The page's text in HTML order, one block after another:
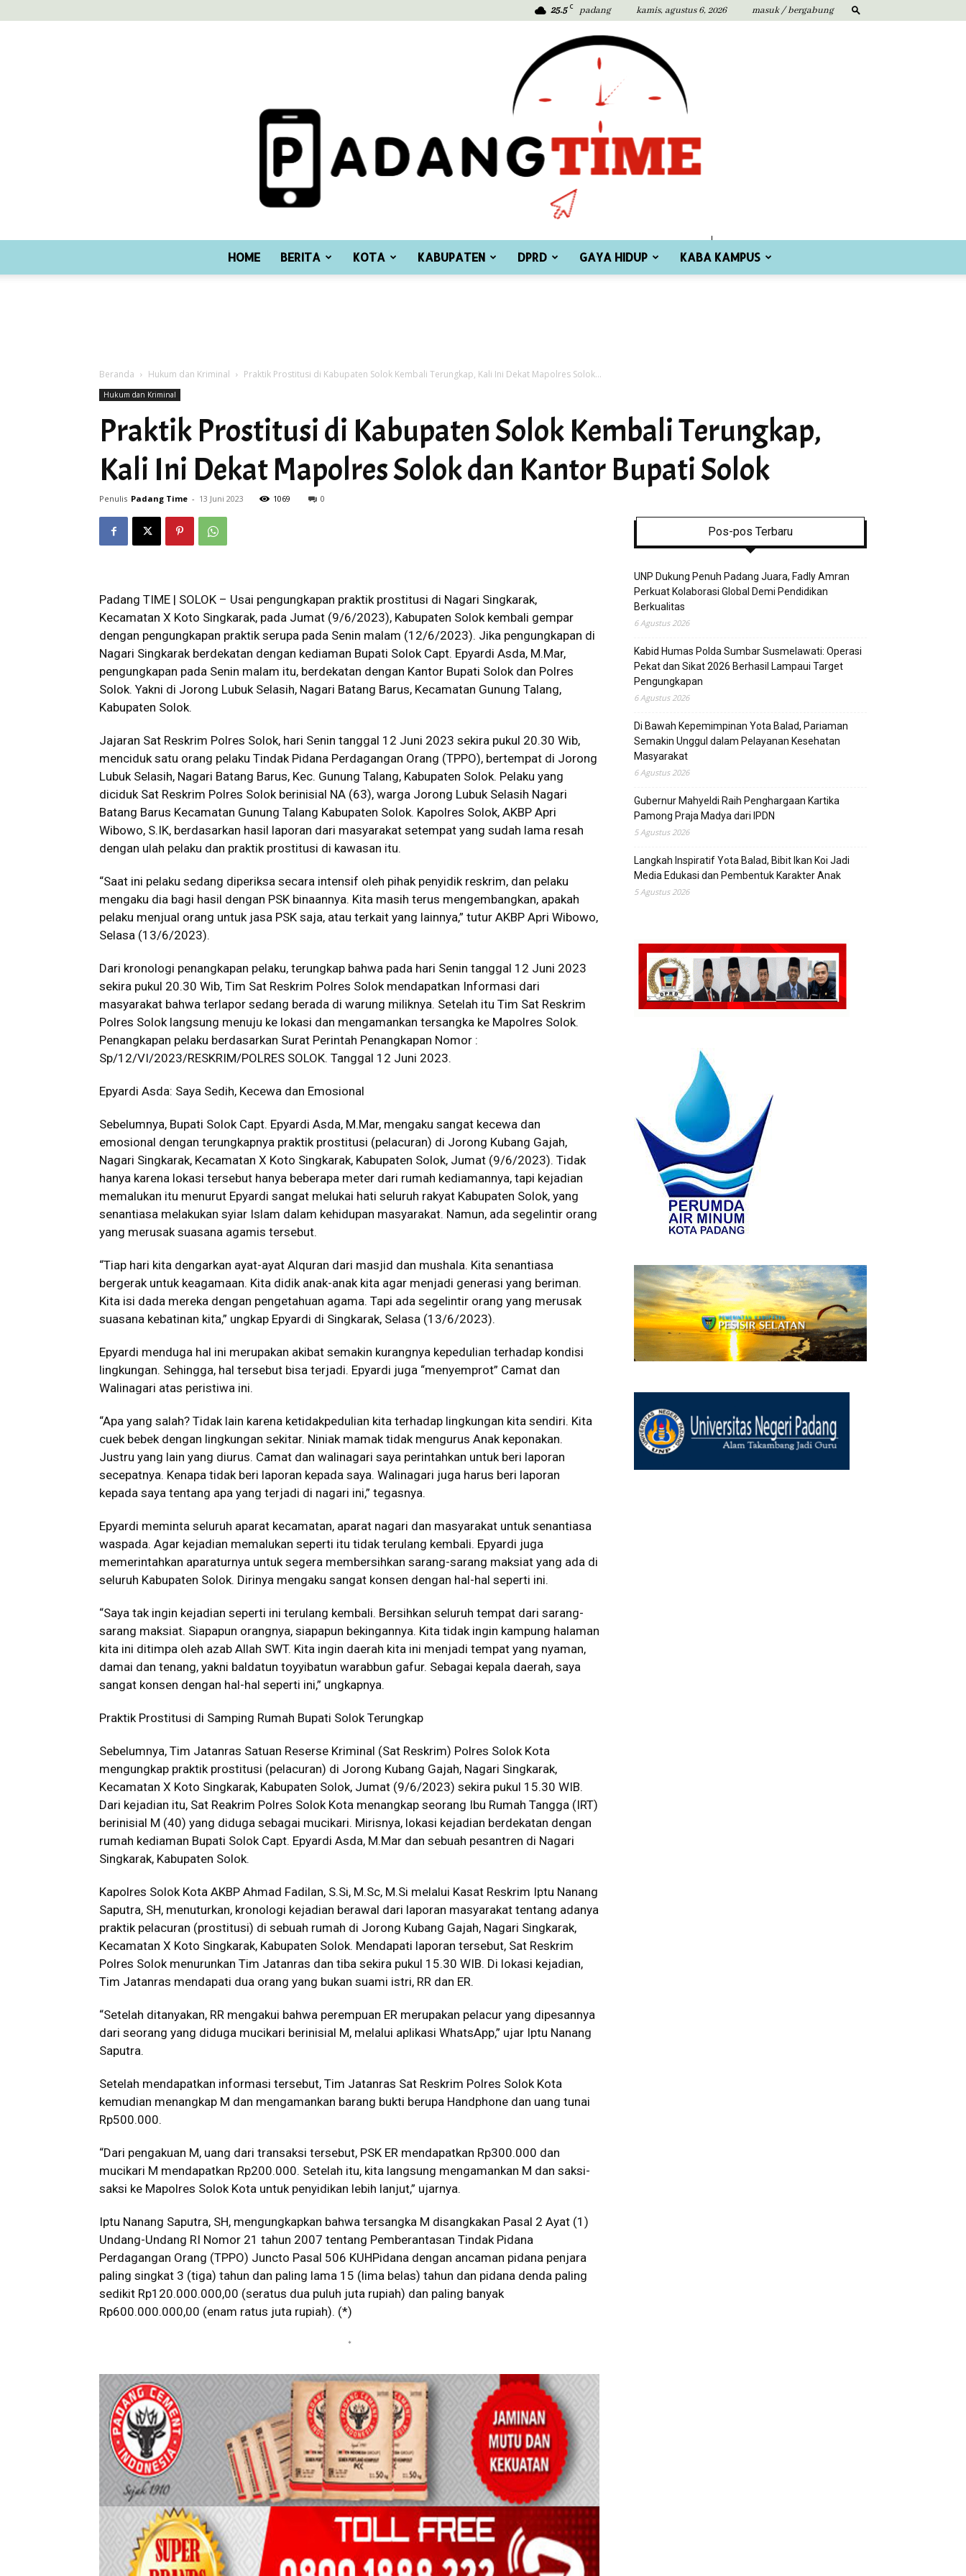
25.5 C padang kamis, agustus 6, 2026 masuk / bergabung
Time
HOME BERITA KOTA KABUPATEN DPRD GAYA HIDUP KABA KAMPUS
Beranda Hukum dan Kriminal Praktik Prostitusi di Kabupaten Solok Kembali Terungkap, Kali Ini Dekat Mapolres Solok...
Hukum dan Kriminal
Praktik Prostitusi di Kabupaten Solok Kembali Terungkap,
Kali Ini Dekat Mapolres Solok dan Kantor Bupati Solok
Penulis Padang Time - 13 Juni 2023 1069 0
Padang TIME | SOLOK – Usai pengungkapan praktik prostitusi di Nagari Singkarak,
Kecamatan X Koto Singkarak, pada Jumat (9/6/2023), Kabupaten Solok kembali gempar
dengan pengungkapan praktik serupa pada Senin malam (12/6/2023). Jika pengungkapan di
Nagari Singkarak berdekatan dengan kediaman Bupati Solok Capt. Epyardi Asda, M.Mar,
pengungkapan pada Senin malam itu, berdekatan dengan Kantor Bupati Solok dan Polres
Solok. Yakni di Jorong Lubuk Selasih, Nagari Batang Barus, Kecamatan Gunung Talang,
Kabupaten Solok.
Jajaran Sat Reskrim Polres Solok, hari Senin tanggal 12 Juni 2023 sekira pukul 20.30 Wib,
menciduk satu orang pelaku Tindak Pidana Perdagangan Orang (TPPO), bertempat di Jorong
Lubuk Selasih, Nagari Batang Barus, Kec. Gunung Talang, Kabupaten Solok. Pelaku yang
diciduk Sat Reskrim Polres Solok berinisial NA (63), warga Jorong Lubuk Selasih Nagari
Batang Barus Kecamatan Gunung Talang Kabupaten Solok. Kapolres Solok, AKBP Apri
Wibowo, S.IK, berdasarkan hasil laporan dari masyarakat setempat yang sudah lama resah
dengan ulah pelaku dan praktik prostitusi di kawasan itu.
“Saat ini pelaku sedang diperiksa secara intensif oleh pihak penyidik reskrim, dan pelaku
mengaku dia bagi hasil dengan PSK binaannya. Kita masih terus mengembangkan, apakah
pelaku menjual orang untuk jasa PSK saja, atau terkait yang lainnya,” tutur AKBP Apri Wibowo,
Selasa (13/6/2023).
Dari kronologi penangkapan pelaku, terungkap bahwa pada hari Senin tanggal 12 Juni 2023
sekira pukul 20.30 Wib, Tim Sat Reskrim Polres Solok mendapatkan Informasi dari
masyarakat bahwa terlapor sedang berada di warung miliknya. Setelah itu Tim Sat Reskrim
Polres Solok langsung menuju ke lokasi dan mengamankan tersangka ke Mapolres Solok.
Penangkapan pelaku berdasarkan Surat Perintah Penangkapan Nomor :
Sp/12/VI/2023/RESKRIM/POLRES SOLOK. Tanggal 12 Juni 2023.
Epyardi Asda: Saya Sedih, Kecewa dan Emosional
Sebelumnya, Bupati Solok Capt. Epyardi Asda, M.Mar, mengaku sangat kecewa dan
emosional dengan terungkapnya praktik prostitusi (pelacuran) di Jorong Kubang Gajah,
Nagari Singkarak, Kecamatan X Koto Singkarak, Kabupaten Solok, Jumat (9/6/2023). Tidak
hanya karena lokasi tersebut hanya beberapa meter dari rumah kediamannya, tapi kejadian
memalukan itu menurut Epyardi sangat melukai hati seluruh rakyat Kabupaten Solok, yang
senantiasa melakukan syiar Islam dalam kehidupan masyarakat. Namun, ada segelintir orang
yang merusak suasana agamis tersebut.
“Tiap hari kita dengarkan ayat-ayat Alquran dari masjid dan mushala. Kita senantiasa
bergerak untuk keagamaan. Kita didik anak-anak kita agar menjadi generasi yang beriman.
Kita isi dada mereka dengan pengetahuan agama. Tapi ada segelintir orang yang merusak
suasana kebatinan kita,” ungkap Epyardi di Singkarak, Selasa (13/6/2023).
Epyardi menduga hal ini merupakan akibat semakin kurangnya kepedulian terhadap kondisi
lingkungan. Sehingga, hal tersebut bisa terjadi. Epyardi juga “menyemprot” Camat dan
Walinagari atas peristiwa ini.
“Apa yang salah? Tidak lain karena ketidakpedulian kita terhadap lingkungan kita sendiri. Kita
cuek bebek dengan lingkungan sekitar. Niniak mamak tidak mengurus Anak keponakan.
Justru yang lain yang diurus. Camat dan walinagari saya perintahkan untuk beri laporan
secepatnya. Kenapa tidak beri laporan kepada saya. Walinagari juga harus beri laporan
kepada saya tentang apa yang terjadi di nagari ini,” tegasnya.
Epyardi meminta seluruh aparat kecamatan, aparat nagari dan masyarakat untuk senantiasa
waspada. Agar kejadian memalukan seperti itu tidak terulang kembali. Epyardi juga
memerintahkan aparaturnya untuk segera membersihkan sarang-sarang maksiat yang ada di
seluruh Kabupaten Solok. Dirinya mengaku sangat konsen dengan hal-hal seperti ini.
“Saya tak ingin kejadian seperti ini terulang kembali. Bersihkan seluruh tempat dari sarang-
sarang maksiat. Siapapun orangnya, siapapun bekingannya. Kita tidak ingin kampung halaman
kita ini ditimpa oleh azab Allah SWT. Kita ingin daerah kita ini menjadi tempat yang nyaman,
damai dan tenang, yakni baldatun toyyibatun warabbun gafur. Sebagai kepala daerah, saya
sangat konsen dengan hal-hal seperti ini,” ungkapnya.
Praktik Prostitusi di Samping Rumah Bupati Solok Terungkap
Sebelumnya, Tim Jatanras Satuan Reserse Kriminal (Sat Reskrim) Polres Solok Kota
mengungkap praktik prostitusi (pelacuran) di Jorong Kubang Gajah, Nagari Singkarak,
Kecamatan X Koto Singkarak, Kabupaten Solok, Jumat (9/6/2023) sekira pukul 15.30 WIB.
Dari kejadian itu, Sat Reakrim Polres Solok Kota menangkap seorang Ibu Rumah Tangga (IRT)
berinisial M (40) yang diduga sebagai mucikari. Mirisnya, lokasi kejadian berdekatan dengan
rumah kediaman Bupati Solok Capt. Epyardi Asda, M.Mar dan sebuah pesantren di Nagari
Singkarak, Kabupaten Solok.
Kapolres Solok Kota AKBP Ahmad Fadilan, S.Si, M.Sc, M.Si melalui Kasat Reskrim Iptu Nanang
Saputra, SH, menuturkan, kronologi kejadian berawal dari laporan masyarakat tentang adanya
praktik pelacuran (prostitusi) di sebuah rumah di Jorong Kubang Gajah, Nagari Singkarak,
Kecamatan X Koto Singkarak, Kabupaten Solok. Mendapati laporan tersebut, Sat Reskrim
Polres Solok menurunkan Tim Jatanras dan tiba sekira pukul 15.30 WIB. Di lokasi kejadian,
Tim Jatanras mendapati dua orang yang bukan suami istri, RR dan ER.
“Setelah ditanyakan, RR mengakui bahwa perempuan ER merupakan pelacur yang dipesannya
dari seorang yang diduga mucikari berinisial M, melalui aplikasi WhatsApp,” ujar Iptu Nanang
Saputra.
Setelah mendapatkan informasi tersebut, Tim Jatanras Sat Reskrim Polres Solok Kota
kemudian menangkap M dan mengamankan barang bukti berupa Handphone dan uang tunai
Rp500.000.
“Dari pengakuan M, uang dari transaksi tersebut, PSK ER mendapatkan Rp300.000 dan
mucikari M mendapatkan Rp200.000. Setelah itu, kita langsung mengamankan M dan saksi-
saksi ke Mapolres Solok Kota untuk penyidikan lebih lanjut,” ujarnya.
Iptu Nanang Saputra, SH, mengungkapkan bahwa tersangka M disangkakan Pasal 2 Ayat (1)
Undang-Undang RI Nomor 21 tahun 2007 tentang Pemberantasan Tindak Pidana
Perdagangan Orang (TPPO) Juncto Pasal 506 KUHPidana dengan ancaman pidana penjara
paling singkat 3 (tiga) tahun dan paling lama 15 (lima belas) tahun dan pidana denda paling
sedikit Rp120.000.000,00 (seratus dua puluh juta rupiah) dan paling banyak
Rp600.000.000,00 (enam ratus juta rupiah). (*)
*
Pos-pos Terbaru
UNP Dukung Penuh Padang Juara, Fadly Amran
Perkuat Kolaborasi Global Demi Pendidikan
Berkualitas
6 Agustus 2026
Kabid Humas Polda Sumbar Susmelawati: Operasi
Pekat dan Sikat 2026 Berhasil Lampaui Target
Pengungkapan
6 Agustus 2026
Di Bawah Kepemimpinan Yota Balad, Pariaman
Semakin Unggul dalam Pelayanan Kesehatan
Masyarakat
6 Agustus 2026
Gubernur Mahyeldi Raih Penghargaan Kartika
Pamong Praja Madya dari IPDN
5 Agustus 2026
Langkah Inspiratif Yota Balad, Bibit Ikan Koi Jadi
Media Edukasi dan Pembentuk Karakter Anak
5 Agustus 2026